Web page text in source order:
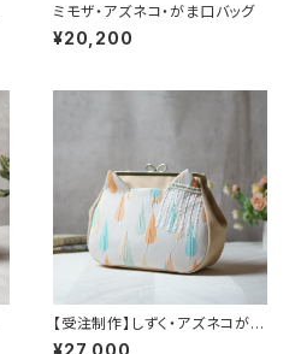
ミモザ・アズネコ・がま口バッグ
¥20,200
【受注制作】しずく・アズネコがま
口バッグ・オレンジミント
¥27,000